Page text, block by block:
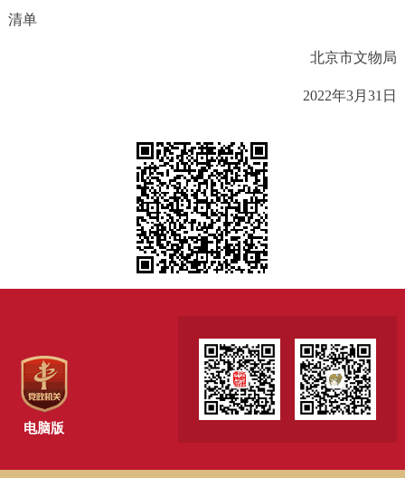
清单
北京市文物局
2022年3月31日
电脑版